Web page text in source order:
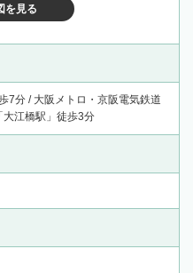
を見る
7分 / 大阪メトロ・京阪電気鉄道
大江橋駅」徒歩3分